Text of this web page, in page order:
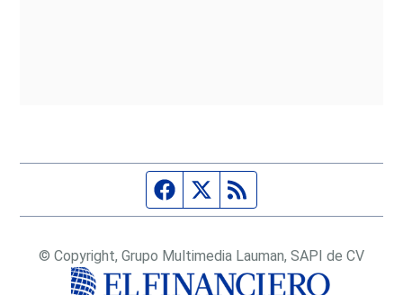
Página de Facebook
Fuente Twitter
© Copyright, Grupo Multimedia Lauman, SAPI de CV